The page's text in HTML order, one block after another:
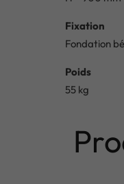
Fixation
Fondation
Poids
55 kg